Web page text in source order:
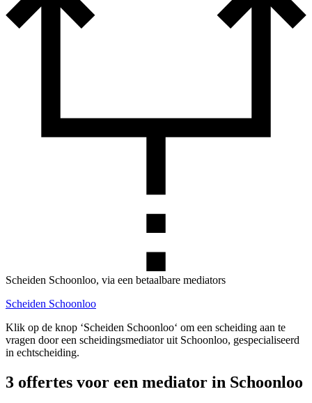
Scheiden Schoonloo, via een betaalbare mediators
Scheiden Schoonloo
Klik op de knop ‘Scheiden Schoonloo‘ om een scheiding aan te
vragen door een scheidingsmediator uit Schoonloo, gespecialiseerd
in echtscheiding.
3 offertes voor een mediator in Schoonloo